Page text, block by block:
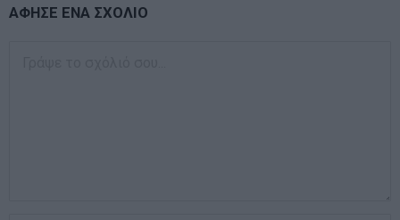
ΑΦΗΣΕ ΕΝΑ ΣΧΟΛΙΟ